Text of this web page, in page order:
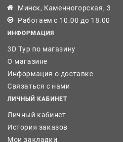
Минск, Каменногорская, 3
Работаем с 10.00 до 18.00
ИНФОРМАЦИЯ
3D Тур по магазину
О магазине
Информация о доставке
Связаться с нами
ЛИЧНЫЙ КАБИНЕТ
Личный кабинет
История заказов
Мои закладки